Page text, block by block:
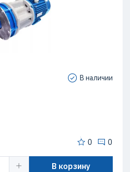
В наличии
0 0
В корзину